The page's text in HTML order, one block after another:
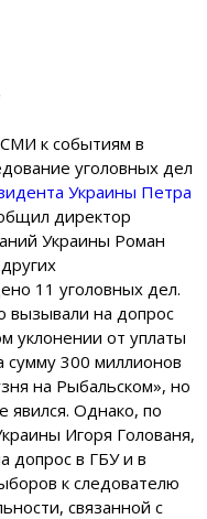
к событиям в
уголовных дел
Украины Петра
директор
Украины Роман
11 уголовных дел.
вызывали на допрос
уклонении от уплаты
сумму 300 миллионов
на Рыбальском», но
явился. Однако, по
Игоря Голованя,
допрос в ГБУ и в
к следователю
связанной с